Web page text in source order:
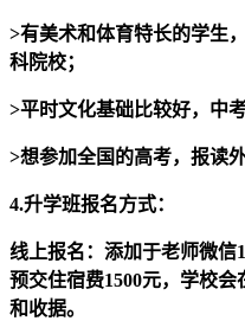
>有美术和体育特长的学生
科院校；
>平时文化基础比较好，中
>想参加全国的高考，报读
4.升学班报名方式：
线上报名：添加于老师微信
预交住宿费1500元，学校
和收据。